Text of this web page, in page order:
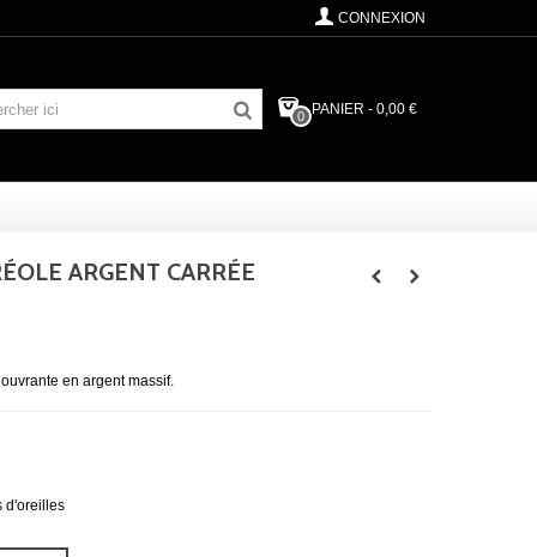
CONNEXION
0 PANIER - 0,00 €
ARGENT CARRÉE
en argent massif.
d'oreilles